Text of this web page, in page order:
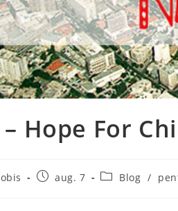
– Hope For
Postaug. 7
PostBlog /